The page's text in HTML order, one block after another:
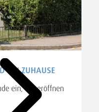
EIN ZUHAUSE
ein, wir eröffnen